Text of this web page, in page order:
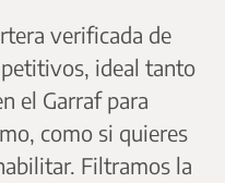
verificada de
ideal tanto
el Garraf para
como si quieres
Filtramos la